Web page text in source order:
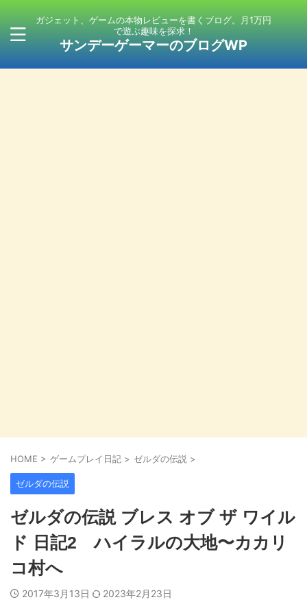
ガジェット、ゲームの本物レビューを書くブログ。月1万円
で遊ぶ趣味を探求！
サンデーゲーマーのブログWP
HOME > ゲームプレイ日記 > ゼルダの伝説 >
ゼルダの伝説
ゼルダの伝説 ブレス オブ ザ ワイル
ド 日記2 ハイラルの大地〜カカリ
コ村へ
2017年3月13日 2023年2月23日